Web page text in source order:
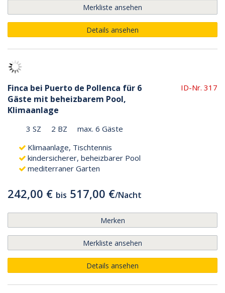
Merkliste ansehen
Details ansehen
Finca bei Puerto de Pollenca für 6
Gäste mit beheizbarem Pool,
Klimaanlage
ID-Nr. 317
3 SZ 2 BZ
max. 6 Gäste
Klimaanlage, Tischtennis
kindersicherer, beheizbarer Pool
mediterraner Garten
242,00 € bis 517,00 €/Nacht
Merken
Merkliste ansehen
Details ansehen